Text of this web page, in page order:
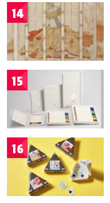
14
15
16